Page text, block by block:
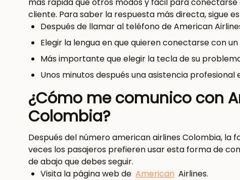
cliente. Para saber la respuesta más directa, sigue
Después de llamar al teléfono de American
Elegir la lengua en que quieren conectarse con un
Más importante que elegir la tecla de su
Unos minutos después una asistencia
¿Cómo me comunico con
Colombia?
Después del número american airlines Colombia, la
veces los pasajeros prefieren usar esta forma de
de abajo que debes seguir.
Visita la página web de American Airlines.